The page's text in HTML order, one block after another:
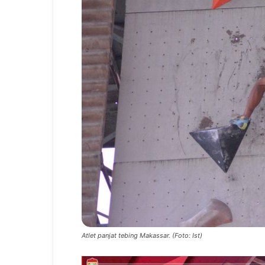
Atlet panjat tebing Makassar. (Foto: Ist)